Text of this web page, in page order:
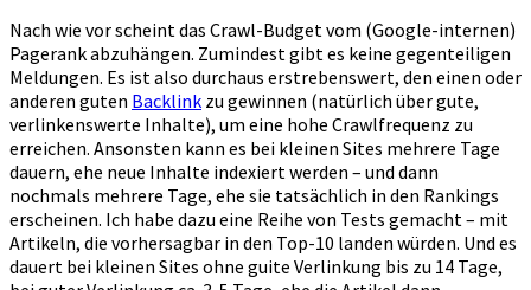
Nach wie vor scheint das Crawl-Budget vom (Google-internen)
Pagerank abzuhängen. Zumindest gibt es keine gegenteiligen
Meldungen. Es ist also durchaus erstrebenswert, den einen oder
anderen guten Backlink zu gewinnen (natürlich über gute,
verlinkenswerte Inhalte), um eine hohe Crawlfrequenz zu
erreichen. Ansonsten kann es bei kleinen Sites mehrere Tage
dauern, ehe neue Inhalte indexiert werden – und dann
nochmals mehrere Tage, ehe sie tatsächlich in den Rankings
erscheinen. Ich habe dazu eine Reihe von Tests gemacht – mit
Artikeln, die vorhersagbar in den Top-10 landen würden. Und es
dauert bei kleinen Sites ohne guite Verlinkung bis zu 14 Tage,